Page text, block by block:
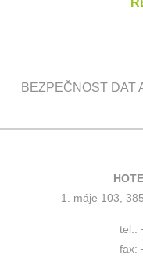
BEZPEČNOST DAT
1. máje 103,
tel.:
fax: